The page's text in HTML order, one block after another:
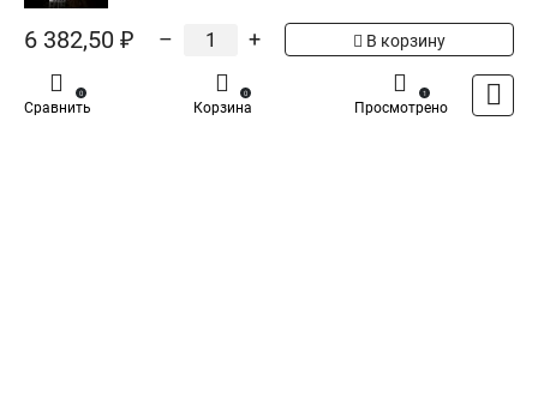
Светодиодный занавес белый теплый
Белый светодиодный занавес
Купить светодиодный занавес дождь
6 382,50 ₽ – + В корзину
Сравнить
0
Корзина
0
Просмотрено
1